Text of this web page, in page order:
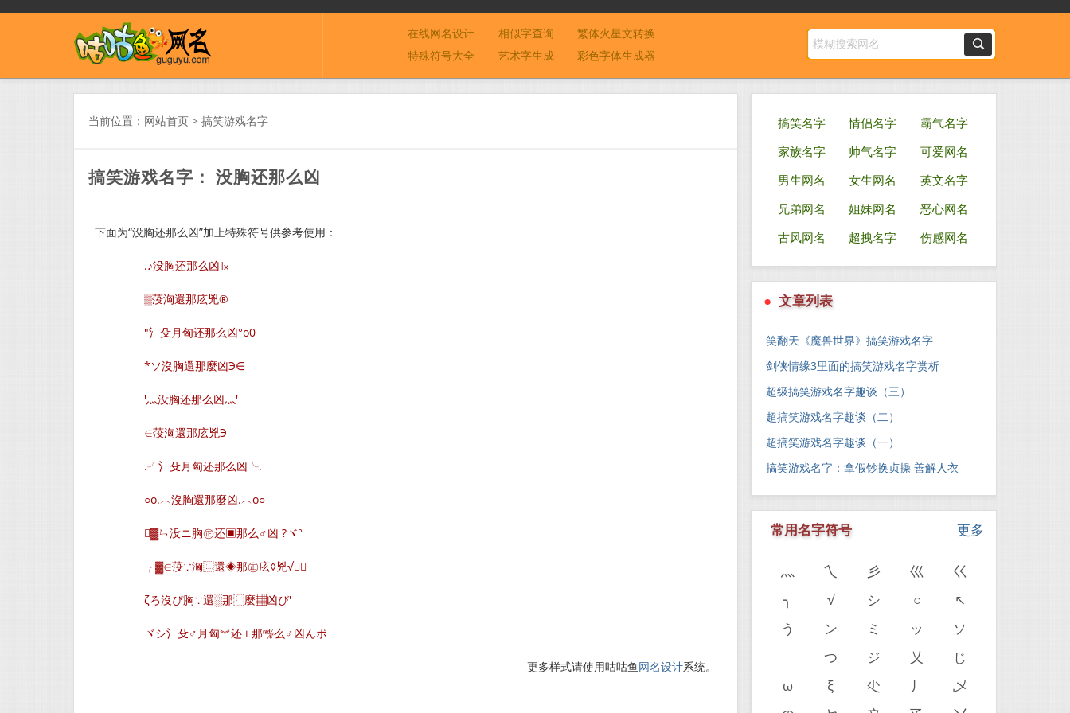
在线网名设计 相似字查询
繁体火星文转换
特殊符号大全
艺术字生成 彩色字体生成器
当前位置： 网站首页 > 搞笑游戏名字
搞笑游戏名字： 没胸还那么凶
下面为“没胸还那么凶”加上特殊符号供参考使用：
.♪没胸还那么凶㏓
▒莈洶還那庅兇®
″氵殳月匈还那么凶°o0
*ソ沒胸還那麼凶Э∈
′灬没胸还那么凶灬′
∈莈洶還那庅兇Э
.╯氵殳月匈还那么凶╰.
○o.︵沒胸還那麼凶.︵o○
▓ㄣ没ニ胸㊣还▣那么♂凶 ?ヾ°
╭▓∈莈∵洶⿺還◈那㊣庅◊兇√∈
ζろ沒ぴ胸∵還░那⿺麼▦凶び′
ヾシ氵殳♂月匈︾还⊥那㎯么♂凶んポ
更多样式请使用咕咕鱼网名设计系统。
搞笑名字 情侣名字
霸气名字
家族名字
帅气名字
可爱网名
男生网名
女生网名
英文名字
兄弟网名
姐妹网名
恶心网名
古风网名
超拽名字 伤感网名
● 文章列表
笑翻天《魔兽世界》搞笑游戏名字
剑侠情缘3里面的搞笑游戏名字赏析
超级搞笑游戏名字趣谈（三）
超搞笑游戏名字趣谈（二）
超搞笑游戏名字趣谈（一）
搞笑游戏名字：拿假钞换贞操 善解人衣
更多
常用名字符号
灬 乀 彡 巛
巜
╮
√ シ ○
↖
う
ン ミ ッ
ソ
つ ジ 乂
じ
ω
ξ 尐 丿
乄